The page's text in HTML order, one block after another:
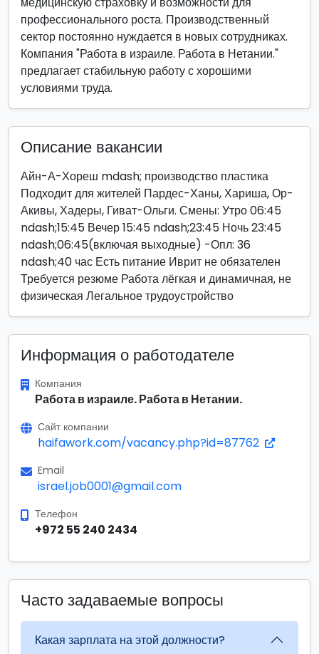
профессионального роста. Производственный
сектор постоянно нуждается в новых сотрудниках.
Компания "Работа в израиле. Работа в Нетании."
предлагает стабильную работу с хорошими
условиями труда.
Описание вакансии
Айн-А-Хореш mdash; производство пластика
Подходит для жителей Пардес-Ханы, Хариша, Ор-
Акивы, Хадеры, Гиват-Ольги. Смены: Утро 06:45
ndash;15:45 Вечер 15:45 ndash;23:45 Ночь 23:45
ndash;06:45(включая выходные) -Опл: 36
ndash;40 час Есть питание Иврит не обязателен
Требуется резюме Работа лёгкая и динамичная, не
физическая Легальное трудоустройство
Информация о работодателе
Компания
Работа в израиле. Работа в Нетании.
Сайт компании
haifawork.com/vacancy.php?id=87762
Email
israel.job0001@gmail.com
Телефон
+972 55 240 2434
Часто задаваемые вопросы
Какая зарплата на этой должности?